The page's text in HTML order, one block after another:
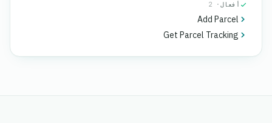
أفعال · 2
Add Parcel
Get Parcel Tracking